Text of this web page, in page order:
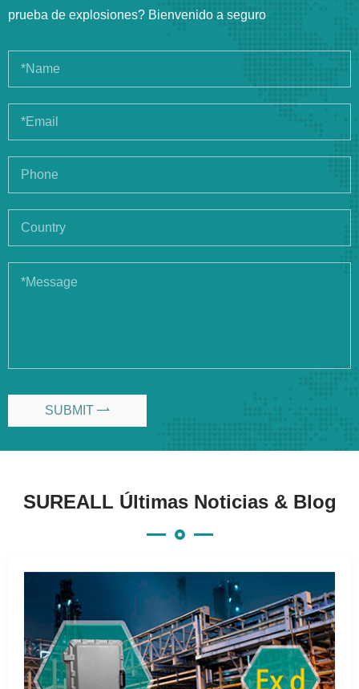
prueba de explosiones? Bienvenido a seguro
SUBMIT 
SUREALL Últimas Noticias & Blog